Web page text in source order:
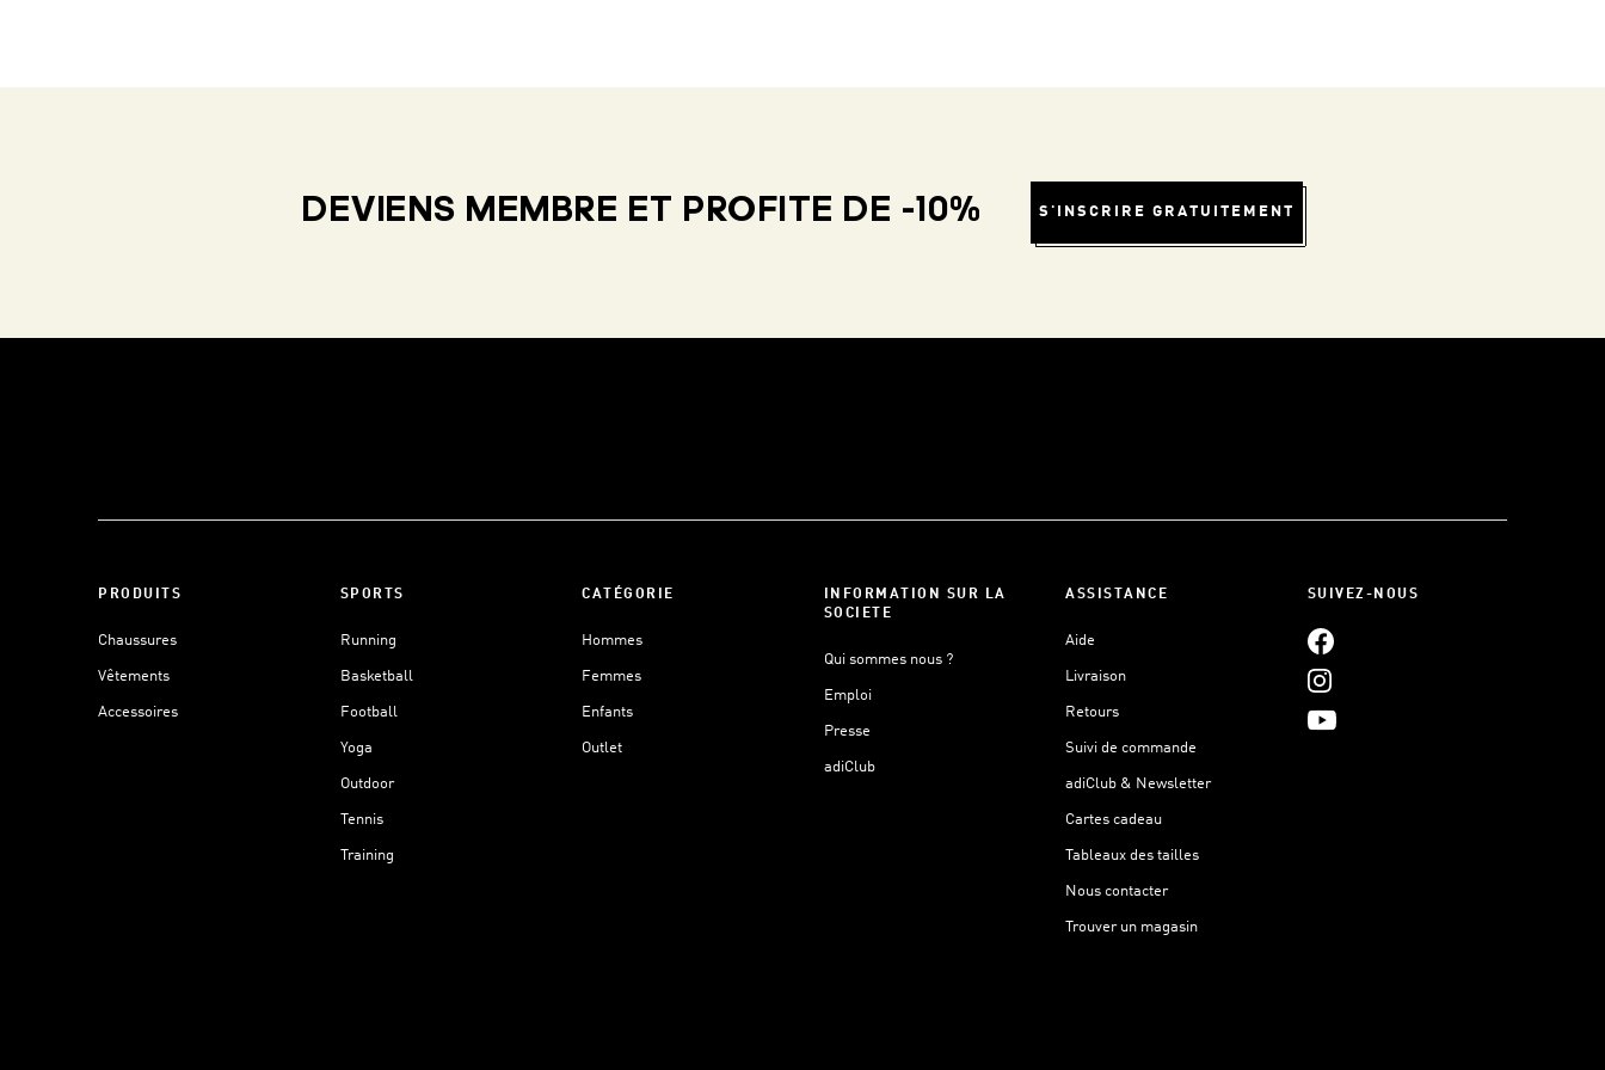
DEVIENS MEMBRE ET PROFITE DE -10% S'INSCRIRE GRATUITEMENT
PRODUITS
Chaussures
Vêtements
Accessoires
SPORTS
Running
Basketball
Football
Yoga
Outdoor
Tennis
Training
CATÉGORIE
Hommes
Femmes
Enfants
Outlet
INFORMATION SUR LA
SOCIETE
Qui sommes nous ?
Emploi
Presse
adiClub
ASSISTANCE
Aide
Livraison
Retours
Suivi de commande
adiClub & Newsletter
Cartes cadeau
Tableaux des tailles
Nous contacter
Trouver un magasin
SUIVEZ-NOUS